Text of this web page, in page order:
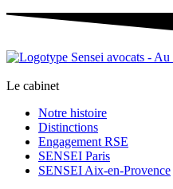
Le cabinet
Notre histoire
Distinctions
Engagement RSE
SENSEI Paris
SENSEI Aix-en-Provence